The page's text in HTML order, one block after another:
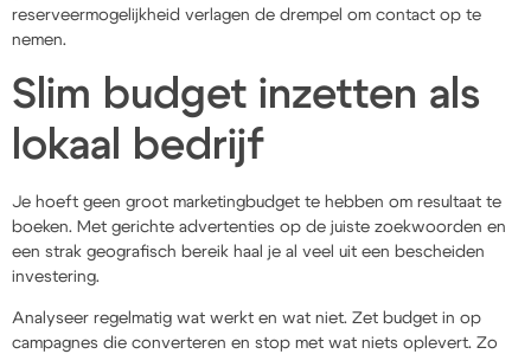
reserveermogelijkheid verlagen de drempel om contact op te
nemen.
Slim budget inzetten als
lokaal bedrijf
Je hoeft geen groot marketingbudget te hebben om resultaat te
boeken. Met gerichte advertenties op de juiste zoekwoorden en
een strak geografisch bereik haal je al veel uit een bescheiden
investering.
Analyseer regelmatig wat werkt en wat niet. Zet budget in op
campagnes die converteren en stop met wat niets oplevert. Zo